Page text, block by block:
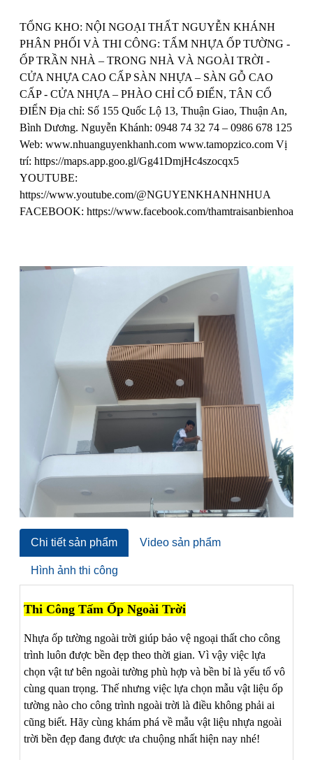
TỔNG KHO: NỘI NGOẠI THẤT NGUYỄN KHÁNH
PHÂN PHỐI VÀ THI CÔNG: TẤM NHỰA ỐP TƯỜNG -
ỐP TRẦN NHÀ – TRONG NHÀ VÀ NGOÀI TRỜI -
CỬA NHỰA CAO CẤP SÀN NHỰA – SÀN GỖ CAO
CẤP - CỬA NHỰA – PHÀO CHỈ CỔ ĐIỂN, TÂN CỔ
ĐIỂN Địa chỉ: Số 155 Quốc Lộ 13, Thuận Giao, Thuận An,
Bình Dương. Nguyễn Khánh: 0948 74 32 74 – 0986 678 125
Web: www.nhuanguyenkhanh.com www.tamopzico.com Vị
trí: https://maps.app.goo.gl/Gg41DmjHc4szocqx5
YOUTUBE:
https://www.youtube.com/@NGUYENKHANHNHUA
FACEBOOK: https://www.facebook.com/thamtraisanbienhoa
Chi tiết sản phẩm Video sản phẩm
Hình ảnh thi công
Thi Công Tấm Ốp Ngoài Trời
Nhựa ốp tường ngoài trời giúp bảo vệ ngoại thất cho công
trình luôn được bền đẹp theo thời gian. Vì vậy việc lựa
chọn vật tư bên ngoài tường phù hợp và bền bỉ là yếu tố vô
cùng quan trọng. Thế nhưng việc lựa chọn mẫu vật liệu ốp
tường nào cho công trình ngoài trời là điều không phải ai
cũng biết. Hãy cùng khám phá về mẫu vật liệu nhựa ngoài
trời bền đẹp đang được ưa chuộng nhất hiện nay nhé!